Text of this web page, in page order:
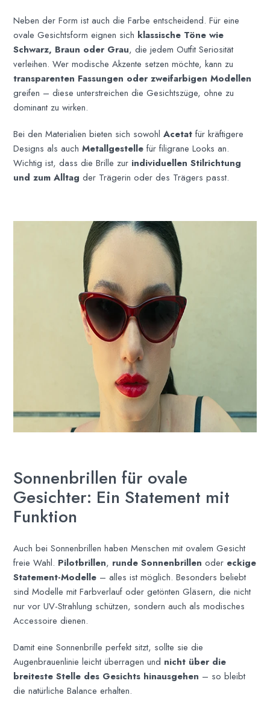
Neben der Form ist auch die Farbe entscheidend. Für eine
ovale Gesichtsform eignen sich klassische Töne wie
Schwarz, Braun oder Grau, die jedem Outfit Seriosität
verleihen. Wer modische Akzente setzen möchte, kann zu
transparenten Fassungen oder zweifarbigen Modellen
greifen – diese unterstreichen die Gesichtszüge, ohne zu
dominant zu wirken.
Bei den Materialien bieten sich sowohlAcetat für kräftigere
Designs als auchMetallgestelle für filigrane Looks an.
Wichtig ist, dass die Brille zur individuellen Stilrichtung
und zum Alltag der Trägerin oder des Trägers passt.
Sonnenbrillen für ovale
Gesichter: Ein Statement mit
Funktion
Auch bei Sonnenbrillen haben Menschen mit ovalem Gesicht
freie Wahl. Pilotbrillen, runde Sonnenbrillen oder eckige
Statement-Modelle – alles ist möglich. Besonders beliebt
sind Modelle mit Farbverlauf oder getönten Gläsern, die nicht
nur vor UV-Strahlung schützen, sondern auch als modisches
Accessoire dienen.
Damit eine Sonnenbrille perfekt sitzt, sollte sie die
Augenbrauenlinie leicht überragen und nicht über die
breiteste Stelle des Gesichts hinausgehen – so bleibt
die natürliche Balance erhalten.